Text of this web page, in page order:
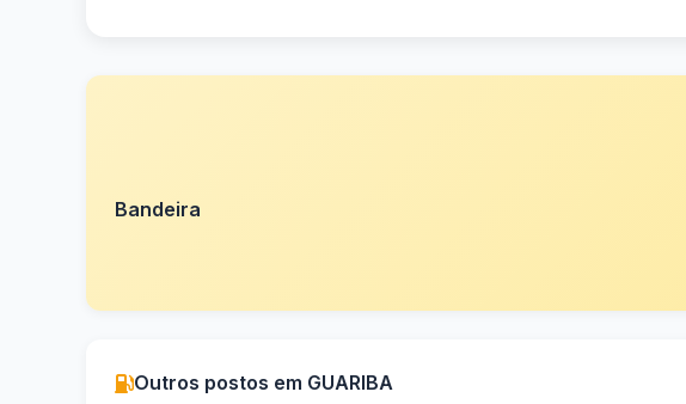
Bandeira
Outros postos em GUARIBA